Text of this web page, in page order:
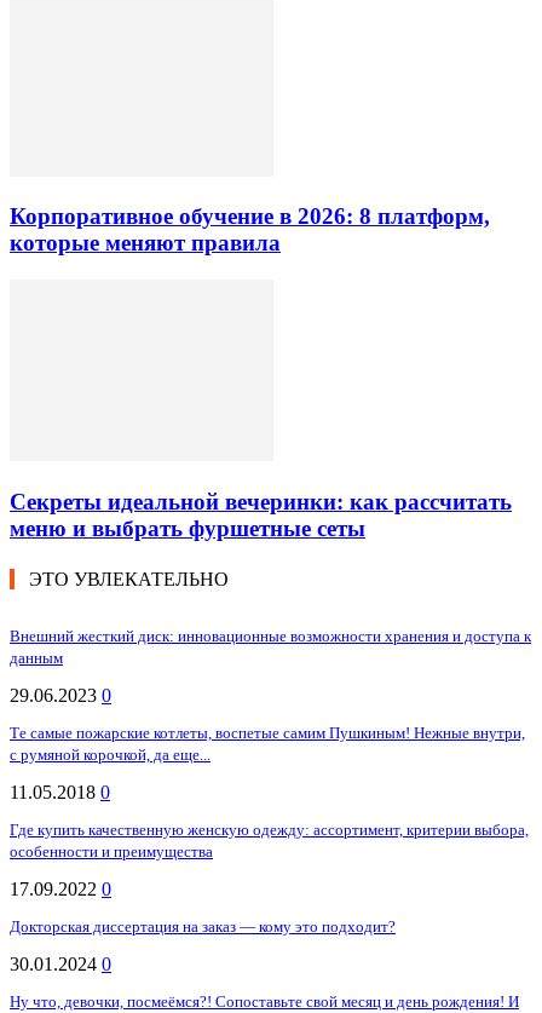
Корпоративное обучение в 2026: 8 платформ,
которые меняют правила
Секреты идеальной вечеринки: как рассчитать
меню и выбрать фуршетные сеты
ЭТО УВЛЕКАТЕЛЬНО
Внешний жесткий диск: инновационные возможности хранения и доступа к
данным
29.06.2023 0
Те самые пожарские котлеты, воспетые самим Пушкиным! Нежные внутри,
с румяной корочкой, да еще...
11.05.2018 0
Где купить качественную женскую одежду: ассортимент, критерии выбора,
особенности и преимущества
17.09.2022 0
Докторская диссертация на заказ — кому это подходит?
30.01.2024 0
Ну что, девочки, посмеёмся?! Сопоставьте свой месяц и день рождения! И